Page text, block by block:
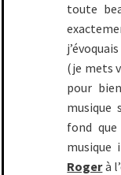
toute
(je mets
pour
musique
fond
musique
Rogerà